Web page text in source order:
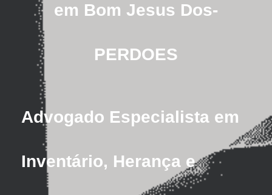
em Bom Jesus Dos-
PERDOES
Advogado Especialista em
Inventário, Herança e